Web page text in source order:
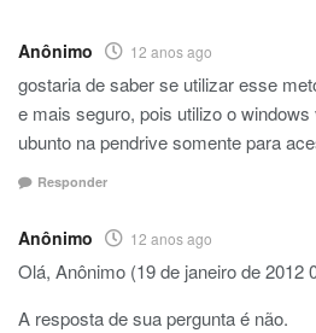
Anônimo 12 anos ago
gostaria de saber se utilizar esse
e mais seguro, pois utilizo o
ubunto na pendrive somente para
Responder
Anônimo 12 anos ago
Olá, Anônimo (19 de janeiro de 2012
A resposta de sua pergunta é não.